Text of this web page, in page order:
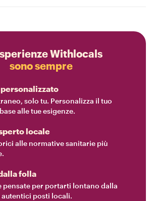
Withlocals
sono sempre
solo tu. Personalizza il tuo
alle tue esigenze.
locale
alle normative sanitarie più
folla
pensate per portarti lontano dalla
posti locali.